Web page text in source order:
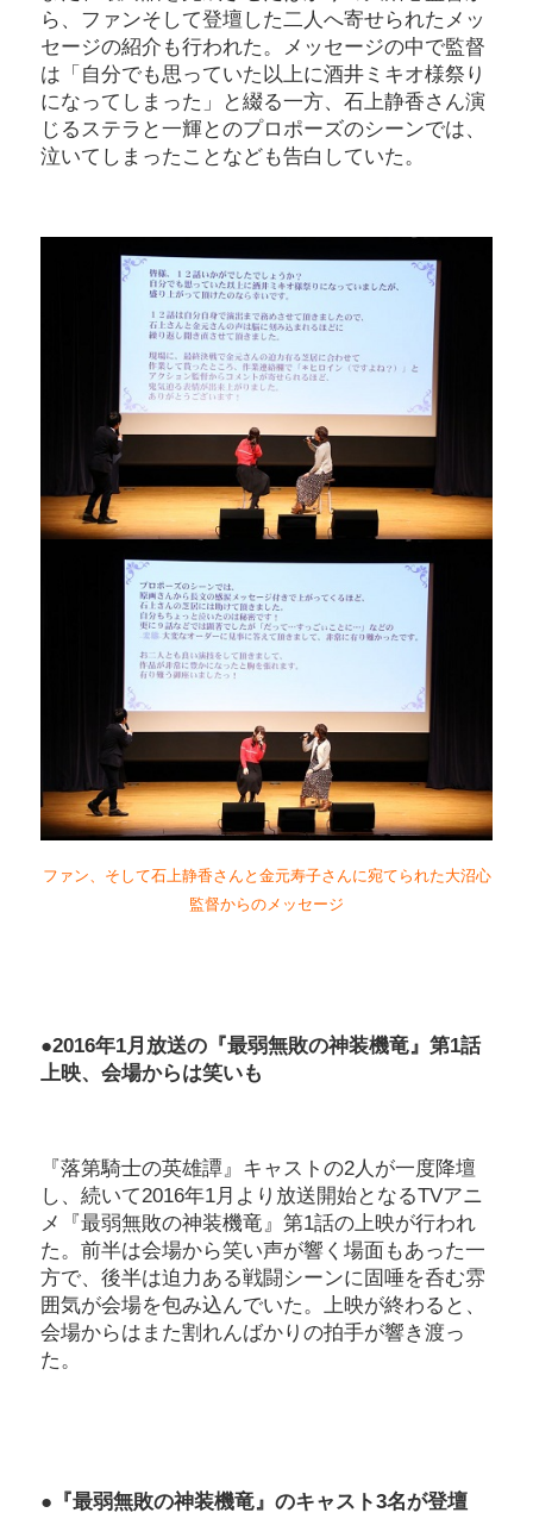
ら、ファンそして登壇した二人へ寄せられたメッ
セージの紹介も行われた。メッセージの中で監督
は「自分でも思っていた以上に酒井ミキオ様祭り
になってしまった」と綴る一方、石上静香さん演
じるステラと一輝とのプロポーズのシーンでは、
泣いてしまったことなども告白していた。
ファン、そして石上静香さんと金元寿子さんに宛てられた大沼心
監督からのメッセージ
●2016年1月放送の『最弱無敗の神装機竜』第1話
上映、会場からは笑いも
『落第騎士の英雄譚』キャストの2人が一度降壇
し、続いて2016年1月より放送開始となるTVアニ
メ『最弱無敗の神装機竜』第1話の上映が行われ
た。前半は会場から笑い声が響く場面もあった一
方で、後半は迫力ある戦闘シーンに固唾を呑む雰
囲気が会場を包み込んでいた。上映が終わると、
会場からはまた割れんばかりの拍手が響き渡っ
た。
●『最弱無敗の神装機竜』のキャスト3名が登壇